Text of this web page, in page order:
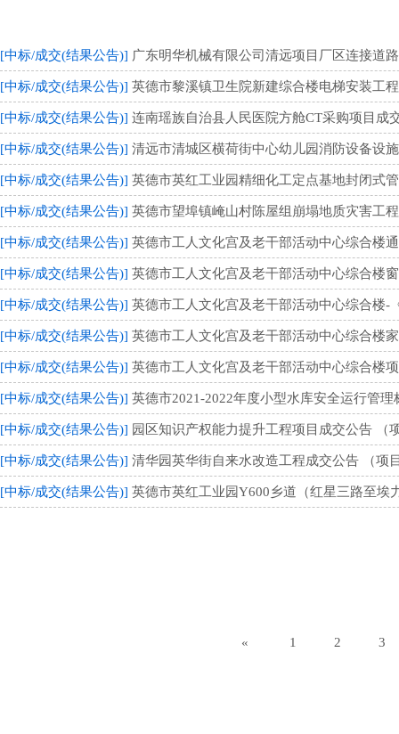
[中标/成交(结果公告)] 广东明华机械有限公司清远项目厂区连接道
[中标/成交(结果公告)] 英德市黎溪镇卫生院新建综合楼电梯安装工
[中标/成交(结果公告)] 连南瑶族自治县人民医院方舱CT采购项目成
[中标/成交(结果公告)] 清远市清城区横荷街中心幼儿园消防设备设
[中标/成交(结果公告)] 英德市英红工业园精细化工定点基地封闭式
[中标/成交(结果公告)] 英德市望埠镇崦山村陈屋组崩塌地质灾害工
[中标/成交(结果公告)] 英德市工人文化宫及老干部活动中心综合楼
[中标/成交(结果公告)] 英德市工人文化宫及老干部活动中心综合楼
[中标/成交(结果公告)] 英德市工人文化宫及老干部活动中心综合楼-
[中标/成交(结果公告)] 英德市工人文化宫及老干部活动中心综合楼
[中标/成交(结果公告)] 英德市工人文化宫及老干部活动中心综合楼
[中标/成交(结果公告)] 英德市2021-2022年度小型水库安全运行管
[中标/成交(结果公告)] 园区知识产权能力提升工程项目成交公告 （
[中标/成交(结果公告)] 清华园英华街自来水改造工程成交公告 （项
[中标/成交(结果公告)] 英德市英红工业园Y600乡道（红星三路至埃
« 1 2 3